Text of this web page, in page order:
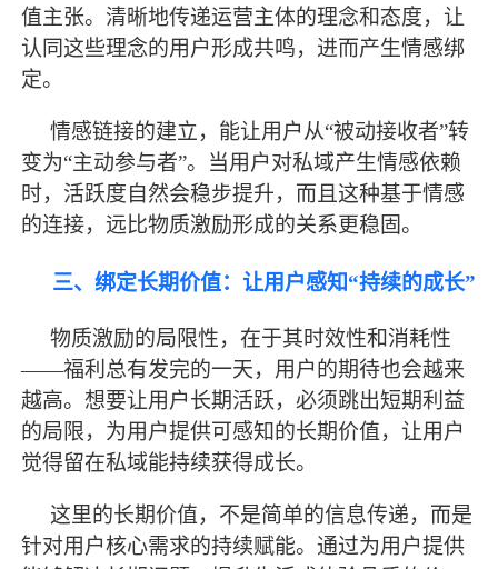
值主张。清晰地传递运营主体的理念和态度，让
认同这些理念的用户形成共鸣，进而产生情感绑
定。
情感链接的建立，能让用户从“被动接收者”转
变为“主动参与者”。当用户对私域产生情感依赖
时，活跃度自然会稳步提升，而且这种基于情感
的连接，远比物质激励形成的关系更稳固。
三、绑定长期价值：让用户感知“持续的成长”
物质激励的局限性，在于其时效性和消耗性
——福利总有发完的一天，用户的期待也会越来
越高。想要让用户长期活跃，必须跳出短期利益
的局限，为用户提供可感知的长期价值，让用户
觉得留在私域能持续获得成长。
这里的长期价值，不是简单的信息传递，而是
针对用户核心需求的持续赋能。通过为用户提供